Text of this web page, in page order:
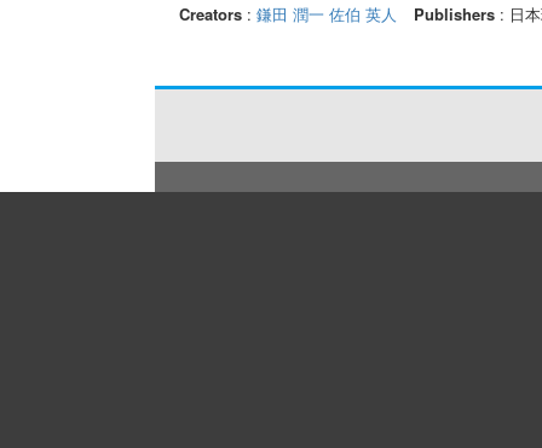
Creators: 鎌田 潤一 佐伯 英人 Publishers: 日本